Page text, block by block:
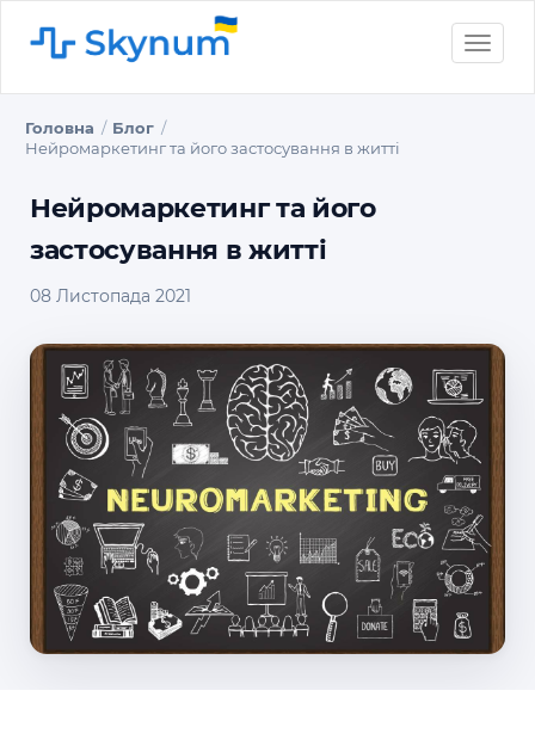
Toggle
Головна
Блог
Нейромаркетинг та його застосування в житті
Нейромаркетинг та його
застосування в житті
08 Листопада 2021